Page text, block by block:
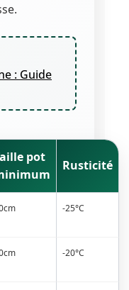
: Guide
pot
Rusticité
-25°C
-20°C